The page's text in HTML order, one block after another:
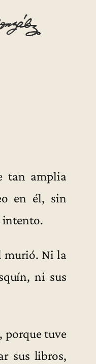
tan amplia
en él, sin
intento.
murió. Ni la
ni sus
porque tuve
sus libros,